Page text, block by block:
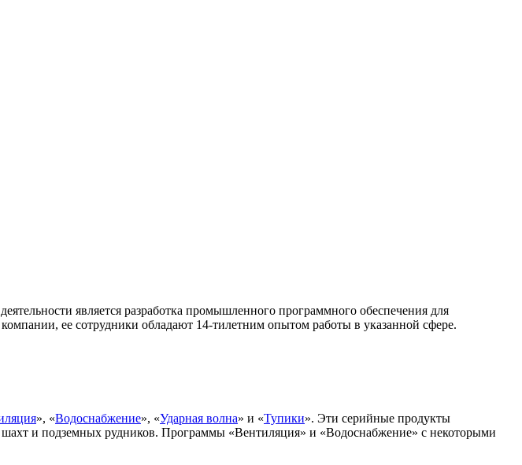
является разработка промышленного программного обеспечения для
ее сотрудники обладают 14-тилетним опытом работы в указанной сфере.
», «Водоснабжение», «Ударная волна» и «Тупики». Эти серийные продукты
и подземных рудников. Программы «Вентиляция» и «Водоснабжение» с некоторыми